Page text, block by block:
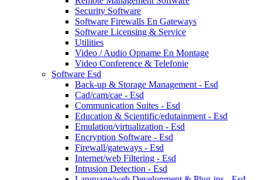
Security Software
Software Firewalls En Gateways
Software Licensing & Service
Utilities
Video / Audio Opname En Montage
Video Conference & Telefonie
Software Esd
Back-up & Storage Management - Esd
Cad/cam/cae - Esd
Communication Suites - Esd
Education & Scientific/edutainment - Esd
Emulation/virtualization - Esd
Encryption Software - Esd
Firewall/gateways - Esd
Internet/web Filtering - Esd
Intrusion Detection - Esd